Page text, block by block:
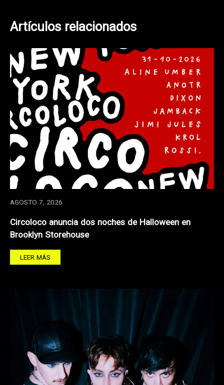
Artículos relacionados
AGOSTO 7, 2026
Circoloco anuncia dos noches de Halloween en
Brooklyn Storehouse
LEER MÁS